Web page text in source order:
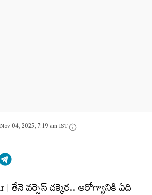
Nov 04, 2025, 7:19 am IST